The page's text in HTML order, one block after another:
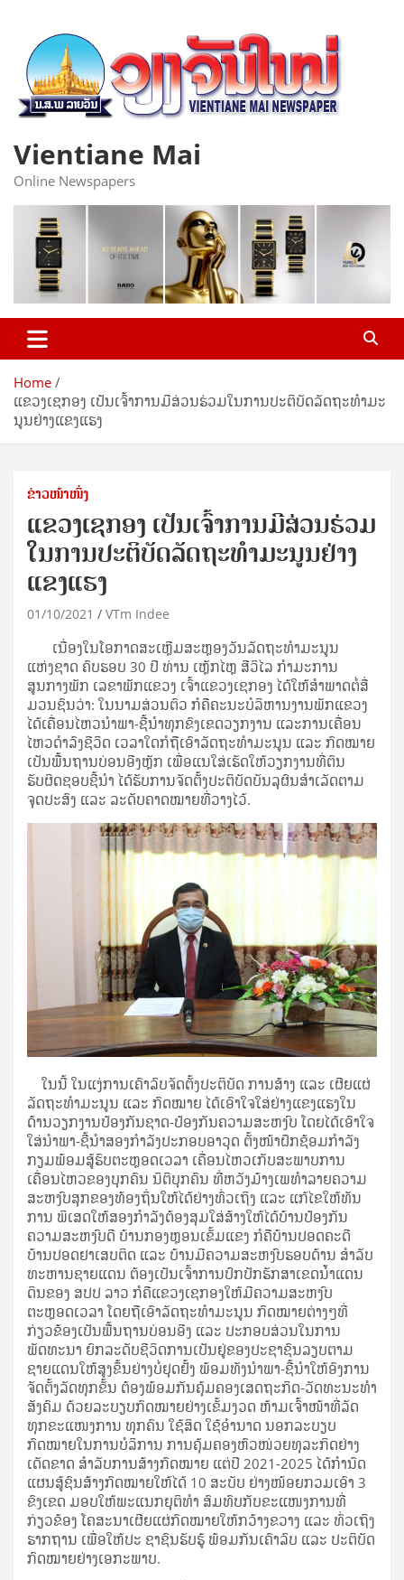
content
Vientiane Mai
Online Newspapers
Home
ແຂວງເຊກອງ ເປັນເຈົ້າການມີສ່ວນຮ່ວມໃນການປະຕິບັດລັດຖະທໍາມະ
ນູນຢ່າງແຂງແຮງ
ຂ່າວໜ້າໜຶ່ງ
ແຂວງເຊກອງ ເປັນເຈົ້າການມີສ່ວນຮ່ວມ
ໃນການປະຕິບັດລັດຖະທໍາມະນູນຢ່າງ
ແຂງແຮງ
01/10/2021 VTm Indee
ເນື່ອງໃນໂອກາດສະເຫຼີມສະຫຼອງວັນລັດຖະທໍາມະນູນ
ແຫ່ງຊາດ ຄົບຮອບ 30 ປີ ທ່ານ ເຫຼັກໄຫຼ ສີວິໄລ ກໍາມະການ
ສູນກາງພັກ ເລຂາພັກແຂວງ ເຈົ້າແຂວງເຊກອງ ໄດ້ໃຫ້ສໍາພາດຕໍ່ສື່
ມວນຊົນວ່າ: ໃນນາມສ່ວນຕົວ ກໍຄືຄະນະບໍລິຫານງານພັກແຂວງ
ໄດ້ເຄື່ອນໄຫວນໍາພາ-ຊີ້ນໍາທຸກຂົງເຂດວຽກງານ ແລະການເຄື່ອນ
ໄຫວດໍາລົງຊີວິດ ເວລາໃດກໍຖືເອົາລັດຖະທໍາມະນູນ ແລະ ກົດໝາຍ
ເປັນພື້ນຖານບ່ອນອີງຫຼັກ ເພື່ອແນໃສ່ເຮັດໃຫ້ວຽກງານທີ່ຕົນ
ຮັບຜິດຊອບຊີ້ນໍາ ໄດ້ຮັບການຈັດຕັ້ງປະຕິບັດບັນລຸຜົນສໍາເລັດຕາມ
ຈຸດປະສົງ ແລະ ລະດັບຄາດໝາຍທີ່ວາງໄວ້.
ໃນນີ້ ໃນແງ່ການເຄົາລົບຈັດຕັ້ງປະຕິບັດ ການສ້າງ ແລະ ເຜີຍແຜ່
ລັດຖະທໍາມະນູນ ແລະ ກົດໝາຍ ໄດ້ເອົາໃຈໃສ່ຢ່າງແຂງແຮງໃນ
ດ້ານວຽກງານປ້ອງກັນຊາດ-ປ້ອງກັນຄວາມສະຫງົບ ໂດຍໄດ້ເອົາໃຈ
ໃສ່ນໍາພາ-ຊີ້ນໍາສອງກໍາລັງປະກອບອາວຸດ ຕັ້ງໜ້າຝຶກຊ້ອມກໍາລັງ
ກຽມພ້ອມສູ້ຮົບຕະຫຼອດເວລາ ເຄື່ອນໄຫວເກັບສະພາບການ
ເຄື່ອນໄຫວຂອງບຸກຄົນ ນິຕິບຸກຄົນ ທີ່ຫວັງມ້າງເພທໍາລາຍຄວາມ
ສະຫງົບສຸກຂອງທ້ອງຖິ່ນໃຫ້ໄດ້ຢ່າງທົ່ວເຖິງ ແລະ ແກ້ໄຂໃຫ້ທັນ
ການ ພິເສດໃຫ້ສອງກໍາລັງຕ້ອງສຸມໃສ່ສ້າງໃຫ້ໄດ້ບ້ານປ້ອງກັນ
ຄວາມສະຫງົບດີ ບ້ານກອງຫຼອນເຂັ້ມແຂງ ກໍຄືບ້ານປອດຄະດີ
ບ້ານປອດຢາເສບຕິດ ແລະ ບ້ານມີຄວາມສະຫງົບຮອບດ້ານ ສໍາລັບ
ທະຫານຊາຍແດນ ຕ້ອງເປັນເຈົ້າການປົກປັກຮັກສາເຂດນໍ້າແດນ
ດິນຂອງ ສປປ ລາວ ກໍຄືແຂວງເຊກອງໃຫ້ມີຄວາມສະຫງົບ
ຕະຫຼອດເວລາ ໂດຍຖືເອົາລັດຖະທໍາມະນູນ ກົດໝາຍຕ່າງໆທີ່
ກ່ຽວຂ້ອງເປັນພື້ນຖານບ່ອນອີງ ແລະ ປະກອບສ່ວນໃນການ
ພັດທະນາ ຍົກລະດັບຊີວິດການເປັນຢູ່ຂອງປະຊາຊົນລຽບຕາມ
ຊາຍແດນໃຫ້ສູງຂຶ້ນຢ່າງບໍ່ຢຸດຢັ້ງ ພ້ອມທັງນໍາພາ-ຊີ້ນໍາໃຫ້ອົງການ
ຈັດຕັ້ງລັດທຸກຂັ້ນ ຕ້ອງພ້ອມກັນຄຸ້ມຄອງເສດຖະກິດ-ວັດທະນະທໍາ
ສັງຄົມ ດ້ວຍລະບຽບກົດໝາຍຢ່າງເຂັ້ມງວດ ຫ້າມເຈົ້າໜ້າທີ່ລັດ
ທຸກຂະແໜງການ ທຸກຄົນ ໃຊ້ສິດ ໃຊ້ອໍານາດ ນອກລະບຽບ
ກົດໝາຍໃນການບໍລິການ ການຄຸ້ມຄອງຫົວໜ່ວຍທຸລະກິດຢ່າງ
ເດັດຂາດ ສໍາລັບການສ້າງກົດໝາຍ ແຕ່ປີ 2021-2025 ໄດ້ກໍານົດ
ແຜນສູ້ຊົນສ້າງກົດໝາຍໃຫ້ໄດ້ 10 ສະບັບ ຢ່າງໜ້ອຍກວມເອົາ 3
ຂົງເຂດ ມອບໃຫ້ພະແນກຍຸຕິທໍາ ສົມທົບກັບຂະແໜງການທີ່
ກ່ຽວຂ້ອງ ໂຄສະນາເຜີຍແຜ່ກົດໝາຍໃຫ້ກວ້າງຂວາງ ແລະ ທົ່ວເຖິງ
ຮາກຖານ ເພື່ອໃຫ້ປະ ຊາຊົນຮັບຮູ້ ພ້ອມກັນເຄົາລົບ ແລະ ປະຕິບັດ
ກົດໝາຍຢ່າງເອກະພາບ.